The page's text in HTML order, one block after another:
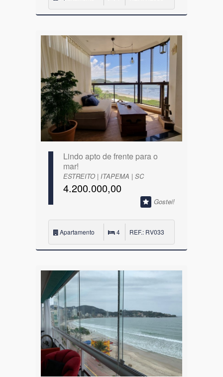
Lindo apto de frente para o
mar!
ESTREITO | ITAPEMA | SC
4.200.000,00
Gostei!
Apartamento 4 REF.: RV033